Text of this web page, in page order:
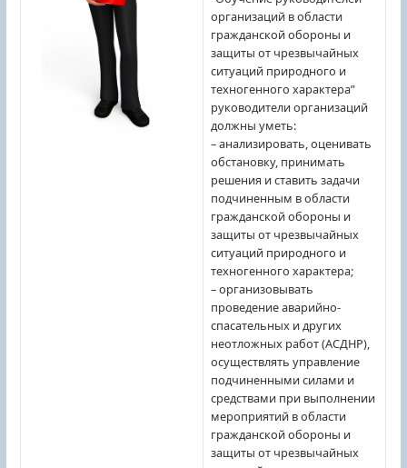
организаций в области
гражданской обороны и
защиты от чрезвычайных
ситуаций природного и
техногенного характера”
руководители организаций
должны уметь:
– анализировать, оценивать
обстановку, принимать
решения и ставить задачи
подчиненным в области
гражданской обороны и
защиты от чрезвычайных
ситуаций природного и
техногенного характера;
– организовывать
проведение аварийно-
спасательных и других
неотложных работ (АСДНР),
осуществлять управление
подчиненными силами и
средствами при выполнении
мероприятий в области
гражданской обороны и
защиты от чрезвычайных